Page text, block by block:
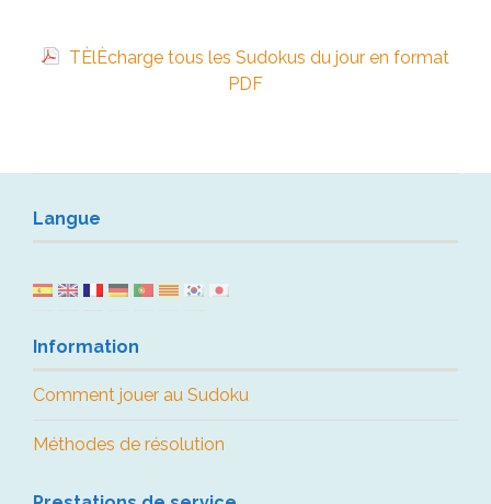
TÈlÈcharge tous les Sudokus du jour en format
PDF
Langue
Information
Comment jouer au Sudoku
Méthodes de résolution